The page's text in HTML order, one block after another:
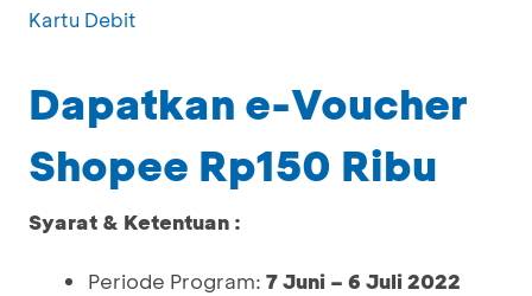
Kartu Debit
Dapatkan e-Voucher
Shopee Rp150 Ribu
Syarat & Ketentuan :
Periode Program: 7 Juni – 6 Juli 2022